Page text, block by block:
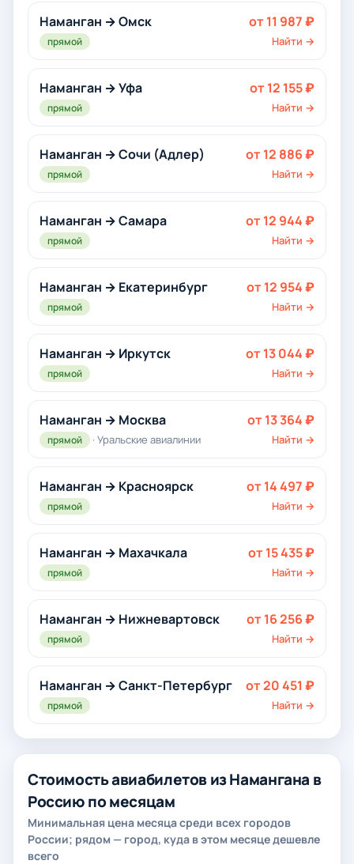
Наманган → Омск
прямой
от 11 987 ₽
Найти →
Наманган → Уфа
прямой
от 12 155 ₽
Найти →
Наманган → Сочи (Адлер)
прямой
от 12 886 ₽
Найти →
Наманган → Самара
прямой
от 12 944 ₽
Найти →
Наманган → Екатеринбург
прямой
от 12 954 ₽
Найти →
Наманган → Иркутск
прямой
от 13 044 ₽
Найти →
Наманган → Москва
прямой · Уральские авиалинии
от 13 364 ₽
Найти →
Наманган → Красноярск
прямой
от 14 497 ₽
Найти →
Наманган → Махачкала
прямой
от 15 435 ₽
Найти →
Наманган → Нижневартовск
прямой
от 16 256 ₽
Найти →
Наманган → Санкт-Петербург
прямой
от 20 451 ₽
Найти →
Стоимость авиабилетов из Намангана в
Россию по месяцам
Минимальная цена месяца среди всех городов
России; рядом — город, куда в этом месяце дешевле
всего